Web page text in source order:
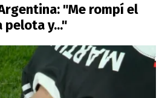
"Me rompí el
pelota y..."